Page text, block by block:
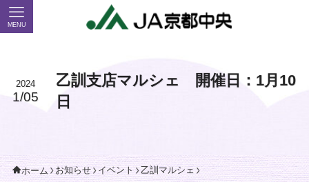
MENU
乙訓支店マルシェ 開催日：1月10
日
2024
1/05
ホーム お知らせ イベント 乙訓マルシェ